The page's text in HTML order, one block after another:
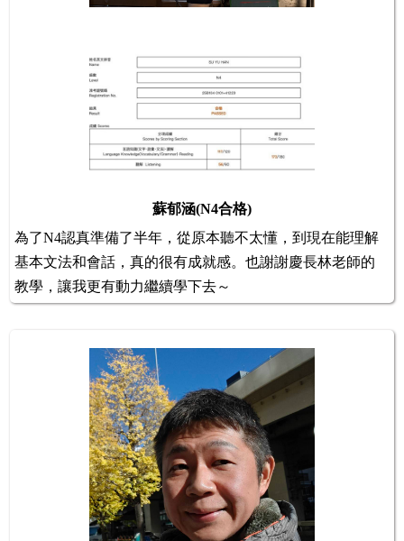
蘇郁涵(N4合格)
為了N4認真準備了半年，從原本聽不太懂，到現在能理解
基本文法和會話，真的很有成就感。也謝謝慶長林老師的
教學，讓我更有動力繼續學下去～